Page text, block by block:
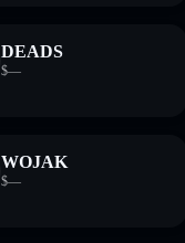
DEADS
$—
WOJAK
$—